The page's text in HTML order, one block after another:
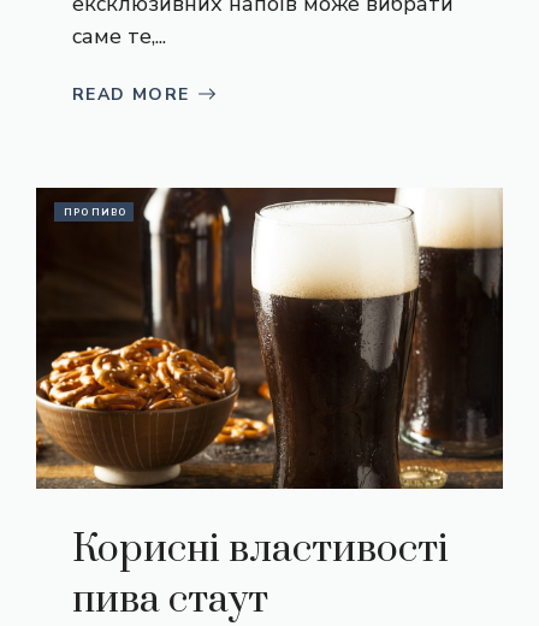
саме те,...
READ MORE
ПРО ПИВО
Корисні властивості
пива стаут